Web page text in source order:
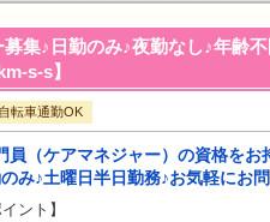
集♪日勤のみ♪夜勤なし♪年齢
s-s】
転車通勤OK
員（ケアマネジャー）の資格をお
み♪土曜日半日勤務♪お気軽にお
ント】